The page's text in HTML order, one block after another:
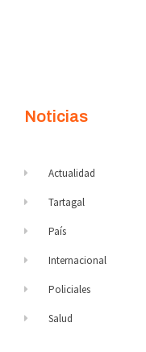
Noticias
Actualidad
Tartagal
País
Internacional
Policiales
Salud